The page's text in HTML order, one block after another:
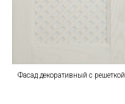
Фасад декоративный с решеткой